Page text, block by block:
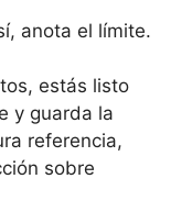
anota el límite.
estás listo
y guarda la
referencia,
sobre